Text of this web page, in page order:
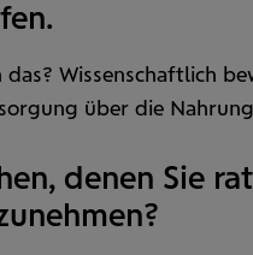
Wissenschaftlich
über die
denen Sie